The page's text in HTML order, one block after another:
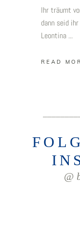
Ihr träumt
dann seid
Leontina
READ
@